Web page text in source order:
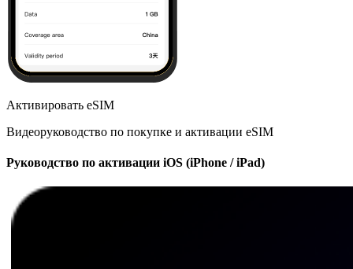
Активировать eSIM
Видеоруководство по покупке и активации eSIM
Руководство по активации iOS (iPhone / iPad)